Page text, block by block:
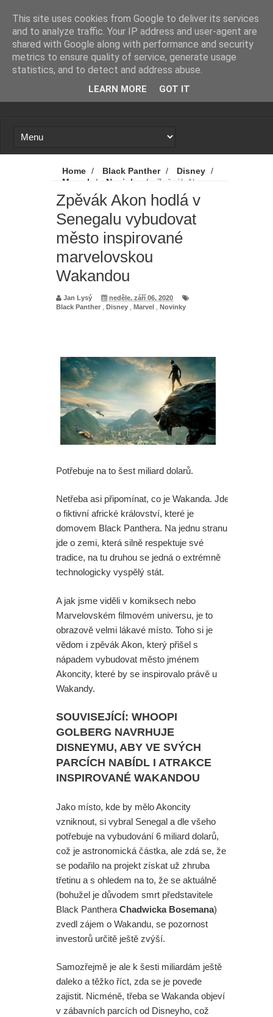
Marvel prý přemýšlí, že mladí
Avengers nebudou mít seriál, ale
film. A stejně by to mohlo být i v
případě jiné série
návratu Zacka Snydera k DC?
X-Men: Novým Cyclopsem bude
hvězda Srdcerváčů
Spider-Man: Zbrusu nový den - Tom
Holland promluvil od odvážné scéně
z filmu. A kdo byl nový přítel MJ?
Mumie 4: Vrátí se další tři postavy z
o tom, jak to vypadá s budoucností
série
Spider-Man: Zbrusu nový den - Sám
skvěle se filmu vede
Spider-Man: Zbrusu nový den -
Opravdu Tom Holland nesnášel
Paní Klausová řádí v traileru na
Šílenou noc 2. A upoutávka na
skvělý Star Wars projekt
herečka z Iron Fista odmítla účast v
Režisér Spider-Mana odmítl dohled
na Avengers. A opravdu se na place
Zbrusu nového dne pohyboval
Jackie Chan?
Dvě ochutnávka z DC série
vystřižené scéně ze Spider-Man:
Zbrusu nový den s postavou z
Daredevila?
šéf Sony promluvil o neúspěchu
komiksových filmů
Home / Black Panther / Disney /
Marvel
/ Novinky /
Zpěvák Akon
hodlá v Senegalu vybudovat město
inspirované marvelovskou Wakandou
Zpěvák Akon hodlá v
Senegalu vybudovat
město inspirované
marvelovskou
Wakandou
Jan Lysý
neděle, září 06, 2020
Black Panther
Disney Marvel Novinky
Potřebuje na to šest miliard dolarů.
Netřeba asi připomínat, co je Wakanda. Jde
o fiktivní africké království, které je
domovem Black Panthera. Na jednu stranu
jde o zemi, která silně respektuje své
tradice, na tu druhou se jedná o extrémně
technologicky vyspělý stát.
A jak jsme viděli v komiksech nebo
Marvelovském filmovém universu, je to
obrazově velmi lákavé místo. Toho si je
vědom i zpěvák Akon, který přišel s
nápadem vybudovat město jménem
Akoncity, které by se inspirovalo právě u
Wakandy.
SOUVISEJÍCÍ: WHOOPI
GOLBERG NAVRHUJE
DISNEYMU, ABY VE SVÝCH
PARCÍCH NABÍDL I ATRAKCE
INSPIROVANÉ WAKANDOU
Jako místo, kde by mělo Akoncity
vzniknout, si vybral Senegal a dle všeho
potřebuje na vybudování 6 miliard dolarů,
což je astronomická částka, ale zdá se, že
se podařilo na projekt získat už zhruba
třetinu a s ohledem na to, že se aktuálně
(bohužel je důvodem smrt představitele
Black Panthera Chadwicka Bosemana)
zvedl zájem o Wakandu, se pozornost
investorů určitě ještě zvýší.
Samozřejmě je ale k šesti miliardám ještě
daleko a těžko říct, zda se je povede
zajistit. Nicméně, třeba se Wakanda objeví
v zábavních parcích od Disneyho, což
This site uses cookies from Google to deliver its services
and to analyze traffic. Your IP address and user-agent are
shared with Google along with performance and security
metrics to ensure quality of service, generate usage
statistics, and to detect and address abuse.
LEARN MORE GOT IT